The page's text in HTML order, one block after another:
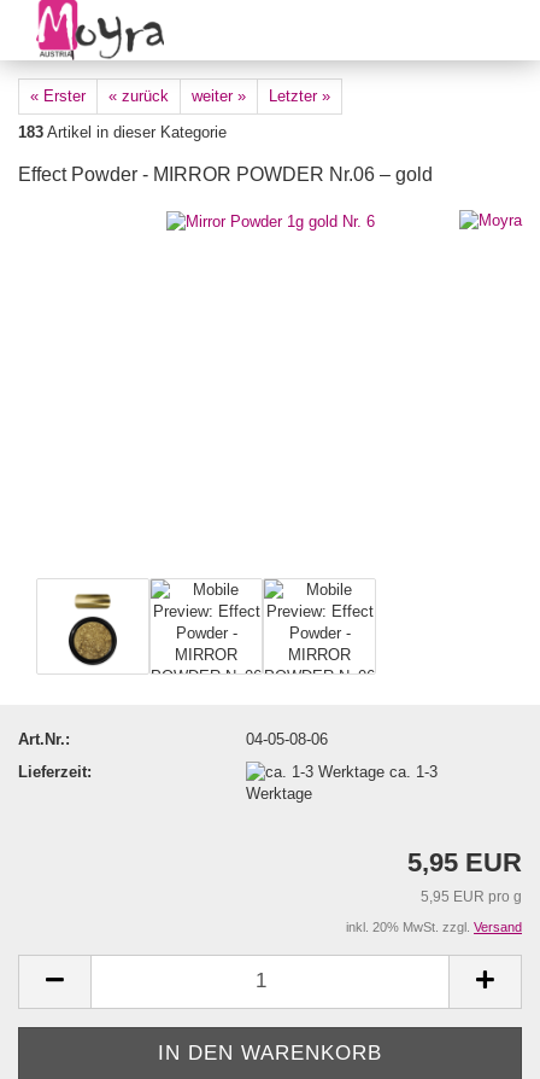
« Erster « zurück weiter »
Letzter »
183 Artikel in dieser Kategorie
Effect Powder - MIRROR POWDER Nr.06 – gold
Art.Nr.:
04-05-08-06
Lieferzeit:
ca. 1-3
Werktage
5,95 EUR
5,95 EUR pro g
inkl. 20% MwSt. zzgl. Versand